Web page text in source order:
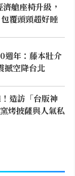
艙座椅升級，
覆頭頸超好睡
週年：藤本壯介
撼空降台北
造訪「台版神
烤披薩與人氣私